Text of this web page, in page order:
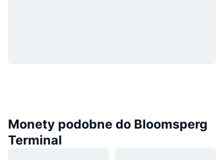
Monety podobne do Bloomsperg
Terminal